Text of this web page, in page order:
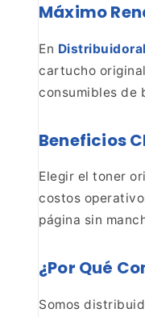
Máximo
En
cartucho
consumibles de
Beneficios
Elegir el toner
costos
página sin
¿Por Qué
Somos